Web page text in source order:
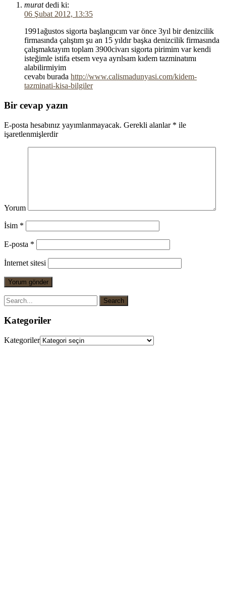
murat dedi ki:
06 Şubat 2012, 13:35
1991ağustos sigorta başlangıcım var önce 3yıl bir denizcilik
firmasında çalıştım şu an 15 yıldır başka denizcilik firmasında
çalışmaktayım toplam 3900civarı sigorta pirimim var kendi
isteğimle istifa etsem veya ayrılsam kıdem tazminatımı
alabilirmiyim
cevabı burada http://www.calismadunyasi.com/kidem-
tazminati-kisa-bilgiler
Bir cevap yazın
E-posta hesabınız yayımlanmayacak. Gerekli alanlar * ile
işaretlenmişlerdir
Yorum
İsim *
E-posta *
İnternet sitesi
Kategoriler
Kategoriler